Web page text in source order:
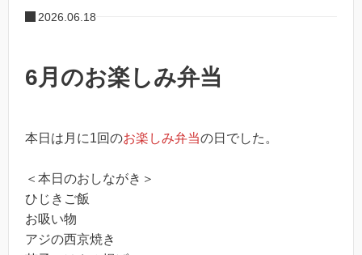
2026.06.18
6月のお楽しみ弁当
本日は月に1回のお楽しみ弁当の日でした。
＜本日のおしながき＞
ひじきご飯
お吸い物
アジの西京焼き